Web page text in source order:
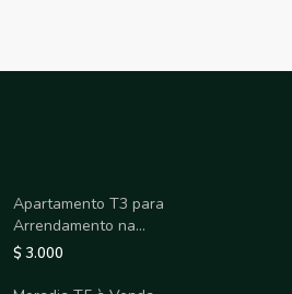
Apartamento T3 para
Arrendamento na...
$ 3.000